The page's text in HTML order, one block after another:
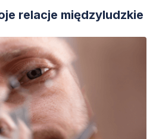
relacje międzyludzkie